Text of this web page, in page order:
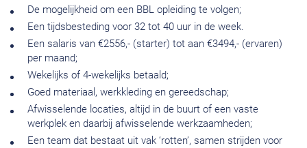
De mogelijkheid om een BBL opleiding te volgen;
Een tijdsbesteding voor 32 tot 40 uur in de week.
Een salaris van €2556,- (starter) tot aan €3494,- (ervaren)
per maand;
Wekelijks of 4-wekelijks betaald;
Goed materiaal, werkkleding en gereedschap;
Afwisselende locaties, altijd in de buurt of een vaste
werkplek en daarbij afwisselende werkzaamheden;
Een team dat bestaat uit vak ‘rotten’, samen strijden voor